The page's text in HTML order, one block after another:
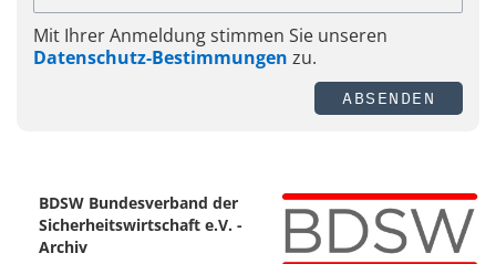
Mit Ihrer Anmeldung stimmen Sie unseren
Datenschutz-Bestimmungen zu.
ABSENDEN
BDSW Bundesverband der
Sicherheitswirtschaft e.V. -
Archiv